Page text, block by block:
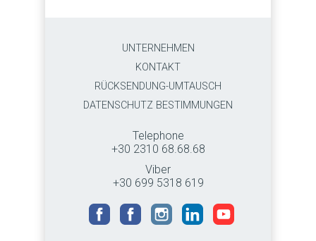
UNTERNEHMEN
KONTAKT
RÜCKSENDUNG-UMTAUSCH
DATENSCHUTZ BESTIMMUNGEN
Telephone
+30 2310 68.68.68
Viber
+30 699 5318 619